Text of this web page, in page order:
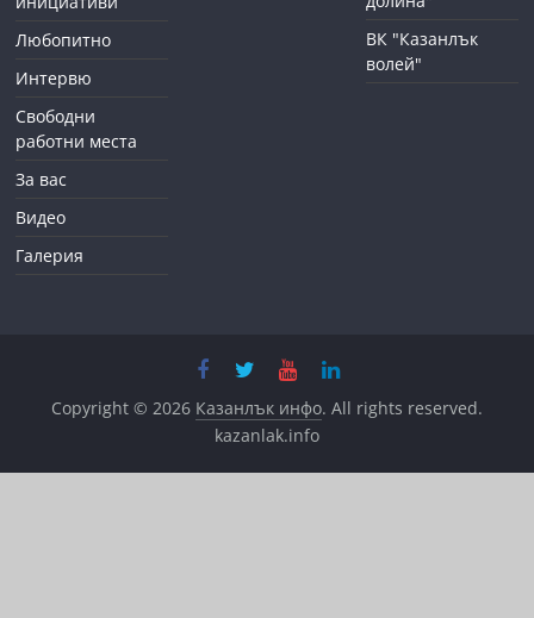
Любопитно
Интервю
Свободни
работни места
За вас
Видео
Галерия
ВК "Казанлък
волей"
Copyright © 2026 Казанлък инфо. All rights reserved.
kazanlak.info